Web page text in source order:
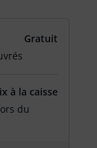
Gratuit
à la caisse
du